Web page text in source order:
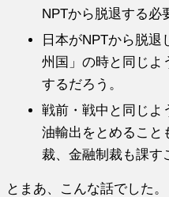
NPTから脱退する必
日本がNPTから脱
州国」の時と同じよ
するだろう。
戦前・戦中と同じよ
油輸出をとめること
裁、金融制裁も課す
とまあ、こんな話でした。